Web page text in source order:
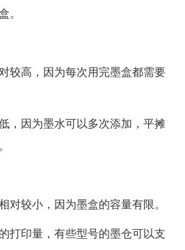
较高，因为每次用完墨盒都需要
，因为墨水可以多次添加，平摊
对较小，因为墨盒的容量有限。
打印量，有些型号的墨仓可以支